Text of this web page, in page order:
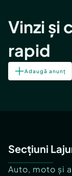
Vinzi și
rapid
Adaugă anunț
Secțiuni
Auto, moto și